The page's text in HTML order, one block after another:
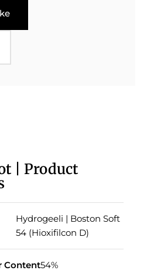
| Product
Hydrogeeli | Boston Soft
54 (Hioxifilcon D)
Content54%